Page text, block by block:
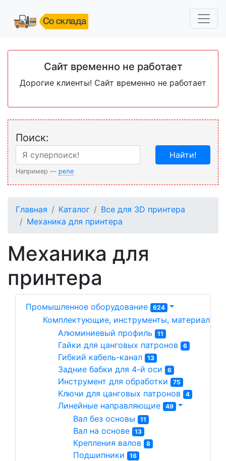
Сайт временно не работает
Дорогие клиенты! Сайт временно не работает
Поиск:
Например — реле
Найти!
Главная Каталог
Все для 3D принтера
Механика для принтера
Механика для
принтера
Промышленное оборудование 624
Комплектующие, инструменты, материалы
Алюминиевый профиль
11
Гайки для цанговых патронов 6
Гибкий кабель-канал 13
Задние бабки для 4-й оси 6
Инструмент для обработки 75
Ключи для цанговых патронов 4
Линейные направляющие 49
Вал без основы 11
Вал на основе 13
Крепления валов 8
Подшипники 16